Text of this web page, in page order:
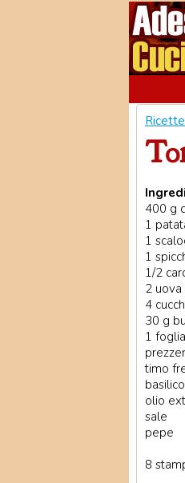
400 g
1
1
1
1/2
2 uova
4
30 g
1
timo
basilico
olio
sale
pepe
8